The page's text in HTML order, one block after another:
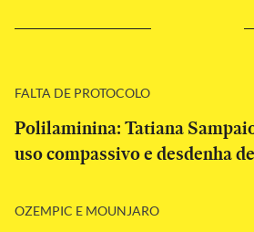
FALTA DE PROTOCOLO
Polilaminina: Tatiana
uso compassivo e desdenha
OZEMPIC E MOUNJARO